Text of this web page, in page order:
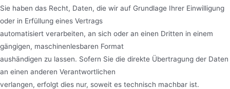
Sie haben das Recht, Daten, die wir auf Grundlage Ihrer Einwilligung
oder in Erfüllung eines Vertrags
automatisiert verarbeiten, an sich oder an einen Dritten in einem
gängigen, maschinenlesbaren Format
aushändigen zu lassen. Sofern Sie die direkte Übertragung der Daten
an einen anderen Verantwortlichen
verlangen, erfolgt dies nur, soweit es technisch machbar ist.